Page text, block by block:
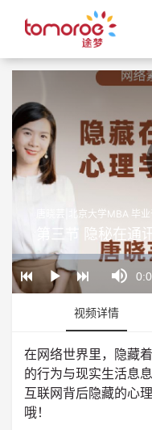
Play
Mute
Loaded:
0%
Progress:
0%
唐晓芸|北京大学MBA 毕
第三节 隐秘在通
视频详情
在网络世界里，隐藏
的行为与现实生活息
互联网背后隐藏的心
哦！